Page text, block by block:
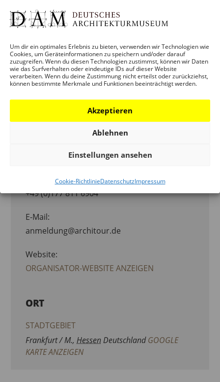
Um dir ein optimales Erlebnis zu bieten, verwenden wir Technologien wie
Cookies, um Geräteinformationen zu speichern und/oder darauf
zuzugreifen. Wenn du diesen Technologien zustimmst, können wir Daten
wie das Surfverhalten oder eindeutige IDs auf dieser Website
verarbeiten. Wenn du deine Zustimmung nicht erteilst oder zurückziehst,
können bestimmte Merkmale und Funktionen beeinträchtigt werden.
Akzeptieren
Ablehnen
Einstellungen ansehen
Cookie-RichtlinieDatenschutzImpressum
Veranstaltungskategorie:
VERANSTALTUNG
Veranstaltung-Tags:BP-PAULSKIRCHE
Website:
HTTPS://WWW.ARCHITOUR.DE/TOUR-
BUCHEN/
ORT
STADTGEBIET
Frankfurt / M., Hessen Deutschland GOOGLE
KARTE ANZEIGEN
ORGANISATOR
ARCHITOUR
Telefon:
+49 (0)177 811 6904
E-Mail:
anmeldung@architour.de
Website:
ORGANISATOR-WEBSITE ANZEIGEN